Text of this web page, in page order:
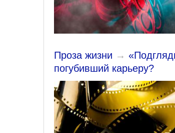
Проза жизни →
погубивший карьеру?